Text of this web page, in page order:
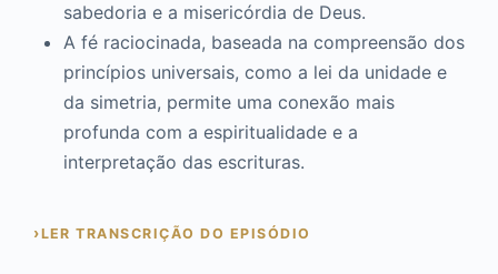
sabedoria e a misericórdia de Deus.
A fé raciocinada, baseada na compreensão dos
princípios universais, como a lei da unidade e
da simetria, permite uma conexão mais
profunda com a espiritualidade e a
interpretação das escrituras.
LER TRANSCRIÇÃO DO EPISÓDIO